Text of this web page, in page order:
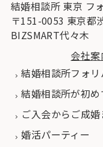
結婚相談所 東京 フ
〒151-0053 東京都
BIZSMART代々木
会社案
結婚相談所フォ
結婚相談所が初
ご入会からご成婚
婚活パーティー